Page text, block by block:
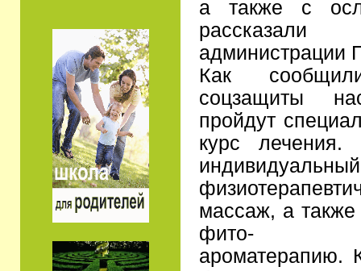
а также с
администрации
Как
соцзащиты
пройдут
курс
массаж, а также
ароматерапию.